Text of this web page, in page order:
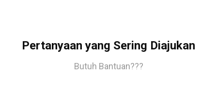
Pertanyaan yang Sering Diajukan
Butuh Bantuan???